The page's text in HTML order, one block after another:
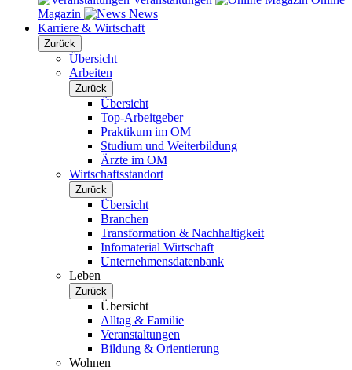
Magazin
News
Karriere & Wirtschaft
Zurück
Übersicht
Arbeiten
Zurück
Übersicht
Top-Arbeitgeber
Praktikum im OM
Studium und Weiterbildung
Ärzte im OM
Wirtschaftsstandort
Zurück
Übersicht
Branchen
Transformation & Nachhaltigkeit
Infomaterial Wirtschaft
Unternehmensdatenbank
Leben
Zurück
Übersicht
Alltag & Familie
Veranstaltungen
Bildung & Orientierung
Wohnen